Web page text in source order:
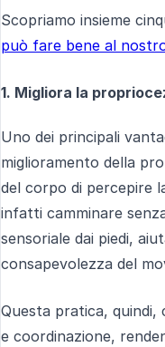
Scopriamo insieme
può fare bene al
1. Migliora la
Uno dei principali
miglioramento della
del corpo di percepire
infatti camminare
sensoriale dai piedi,
consapevolezza del
Questa pratica, quindi,
e coordinazione,